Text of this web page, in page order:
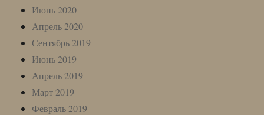
Июнь 2020
Апрель 2020
Сентябрь 2019
Июнь 2019
Апрель 2019
Март 2019
Февраль 2019